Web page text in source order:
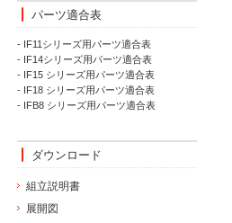
パーツ適合表
- IF11シリーズ用パーツ適合表
- IF14シリーズ用パーツ適合表
- IF15 シリーズ用パーツ適合表
- IF18 シリーズ用パーツ適合表
- IFB8 シリーズ用パーツ適合表
ダウンロード
組立説明書
展開図